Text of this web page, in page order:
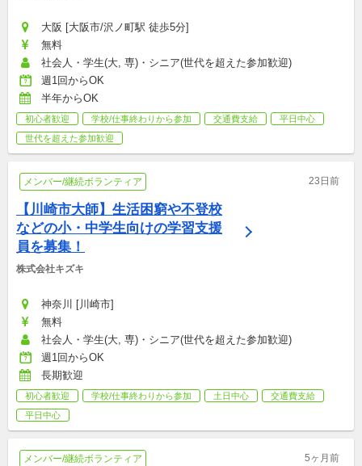
大阪 [大阪市/沢ノ町駅 徒歩5分]
無料
社会人・学生(大, 専)・シニア(世代を超えた参加歓迎)
週1回からOK
半年からOK
初心者歓迎 学校/仕事終わりから参加 交通費支給
平日中心
世代を超えた参加歓迎
メンバー/継続ボランティア 23日前
【川崎市大師】生活困窮や不登校
などの小・中学生向けの学習支援
員を募集！
株式会社キズキ
神奈川 [川崎市]
無料
社会人・学生(大, 専)・シニア(世代を超えた参加歓迎)
週1回からOK
長期歓迎
初心者歓迎 学校/仕事終わりから参加 土日中心
交通費支給
平日中心
メンバー/継続ボランティア 5ヶ月前